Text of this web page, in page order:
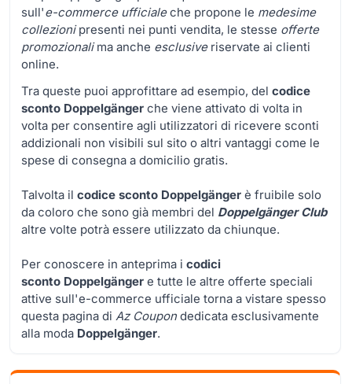
sull'e-commerce ufficialeche propone le medesime
collezionipresenti nei punti vendita, le stesse offerte
promozionalima anche esclusiveriservate ai clienti
online.
Tra queste puoi approfittare ad esempio, del codice
sconto Doppelgänger che viene attivato di volta in
volta per consentire agli utilizzatori di ricevere sconti
addizionali non visibili sul sito o altri vantaggi come le
spese di consegna a domicilio gratis.
Talvolta il codice sconto Doppelgänger è fruibile solo
da coloro che sono già membri del Doppelgänger Club
altre volte potrà essere utilizzato da chiunque.
Per conoscere in anteprima i codici
sconto Doppelgänger e tutte le altre offerte speciali
attive sull'e-commerce ufficiale torna a vistare spesso
questa pagina di Az Coupondedicata esclusivamente
alla moda Doppelgänger.